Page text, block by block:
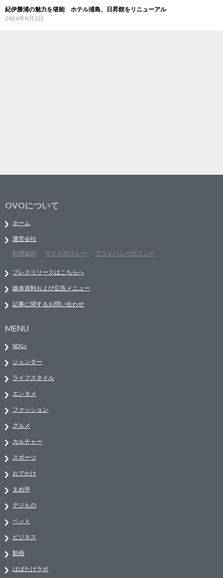
紀伊勝浦の魅力を堪能 ホテル浦島、日昇館をリニューアル
2026年8月3日
OVOについて
ホーム
運営会社
利用規約
サイトポリシー プライバシーポリシー
プレスリリースはこちらへ
媒体資料および広告メニュー
記事に関するお問い合わせ
MENU
SDGs
ジェンダー
ライフスタイル
エンタメ
ファッション
グルメ
カルチャー
スポーツ
おでかけ
まめ学
デジもの
ペット
ビジネス
動画
はばたけラボ